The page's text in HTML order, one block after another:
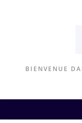
BIENVENUE